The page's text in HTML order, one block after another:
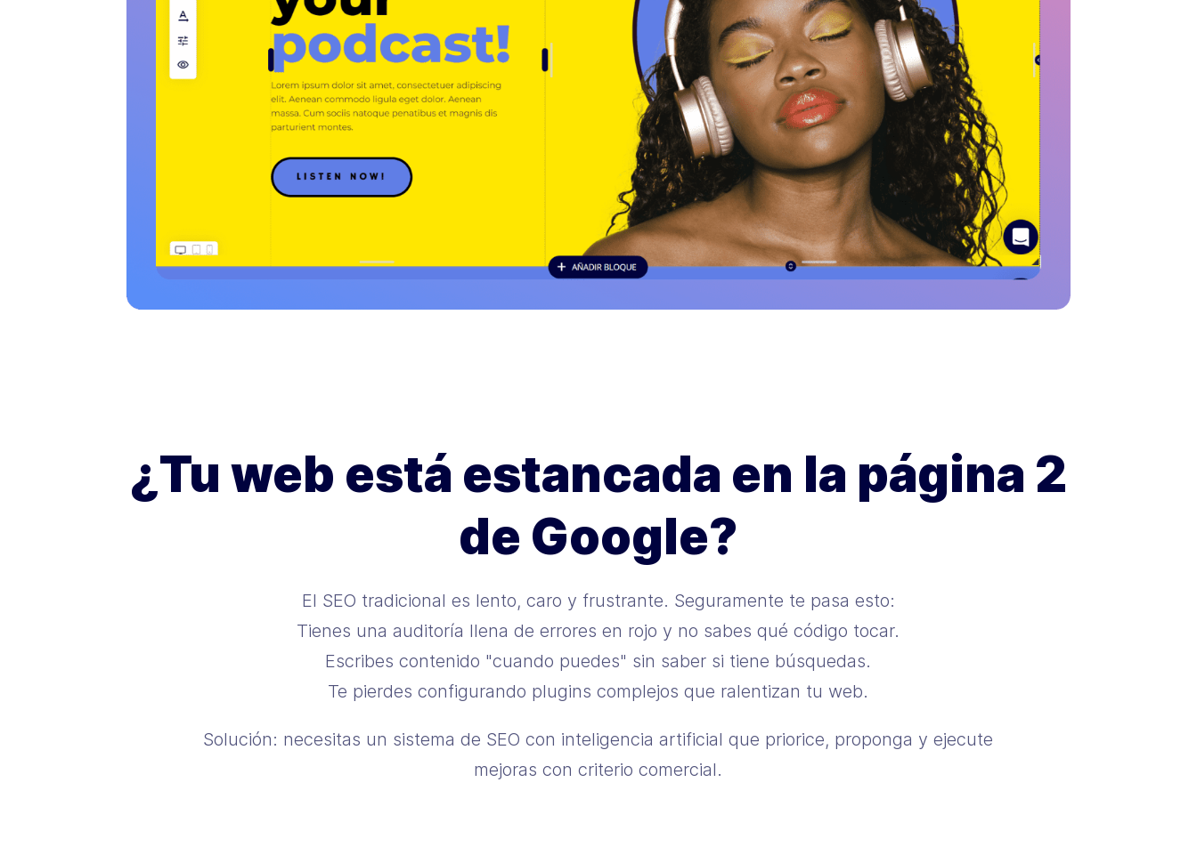
¿Tu web está estancada en la página 2
de Google?
El SEO tradicional es lento, caro y frustrante. Seguramente te pasa esto:
Tienes una auditoría llena de errores en rojo y no sabes qué código tocar.
Escribes contenido "cuando puedes" sin saber si tiene búsquedas.
Te pierdes configurando plugins complejos que ralentizan tu web.
Solución: necesitas un sistema de SEO con inteligencia artificial que priorice, proponga y ejecute
mejoras con criterio comercial.